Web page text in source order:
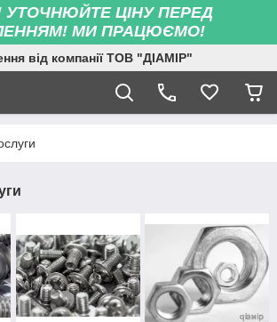
УТОЧНЮЙТЕ ЦІНУ ПЕРЕД
МИ ПРАЦЮЄМО!
від компанії ТОВ "ДІАМІР"